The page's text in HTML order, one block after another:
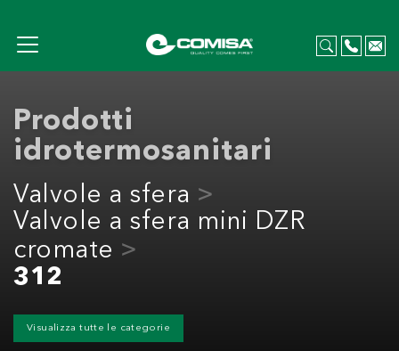
Prodotti
idrotermosanitari
Valvole a sfera
Valvole a sfera mini DZR
cromate
312
Visualizza tutte le categorie